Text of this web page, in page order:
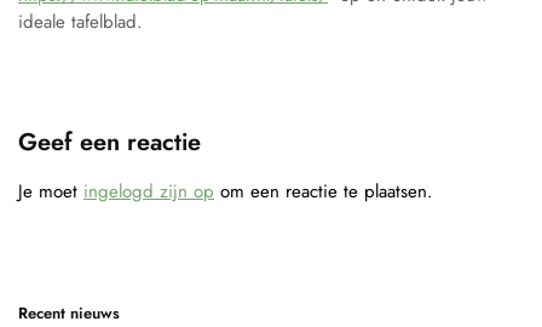
ideale tafelblad.
Geef een reactie
Je moet ingelogd zijn op om een reactie te plaatsen.
Recent nieuws